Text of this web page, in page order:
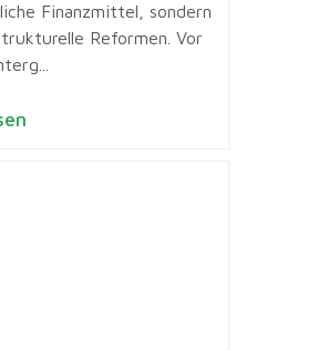
Finanzmittel, sondern
Reformen. Vor